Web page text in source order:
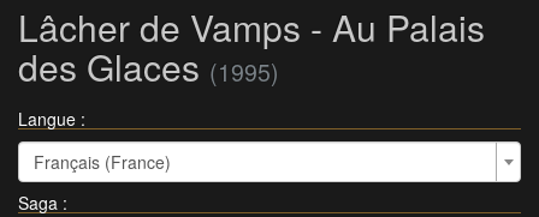
Lâcher de Vamps - Au Palais
des Glaces (1995)
Langue :
Français (France)
Saga :